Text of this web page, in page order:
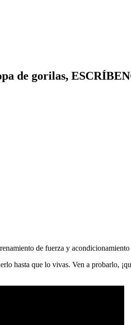
de gorilas,
de fuerza y
hasta que lo vivas. Ven a probarlo,